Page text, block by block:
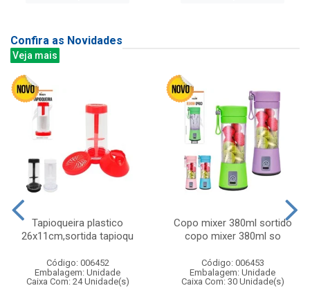
Confira as Novidades
Veja mais
Tapioqueira plastico
26x11cm,sortida tapioqu
Código: 006452
Embalagem: Unidade
Caixa Com: 24 Unidade(s)
Copo mixer 380ml sortido
copo mixer 380ml so
Código: 006453
Embalagem: Unidade
Caixa Com: 30 Unidade(s)